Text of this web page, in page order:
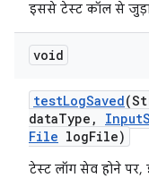
इससे टेस्ट कॉल से जुड़ा
void
testLogSaved
dataType , Input
File logFile)
टेस्ट लॉग सेव होने पर,